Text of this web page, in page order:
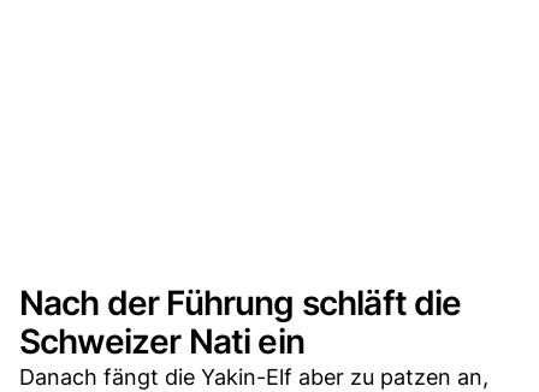
Nach der Führung schläft die
Schweizer Nati ein
Danach fängt die Yakin-Elf aber zu patzen an,